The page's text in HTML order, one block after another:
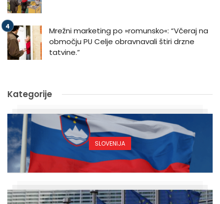
Mrežni marketing po »romunsko«: “Včeraj na
območju PU Celje obravnavali štiri drzne
tatvine.”
Kategorije
SLOVENIJA